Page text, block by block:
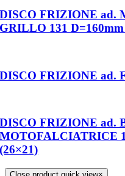
DISCO FRIZIONE ad.
GRILLO 131
DISCO FRIZIONE ad.
DISCO FRIZIONE ad.
MOTOFALCIATRICE
(26×21)